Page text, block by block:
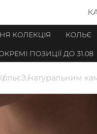
КОЛЕКЦІЯ КОЛЬЄ
ПОЗИЦІЇ ДО 31.08
З натуральним